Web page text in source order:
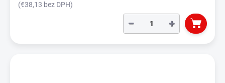
(€38,13 bez DPH)
+
−